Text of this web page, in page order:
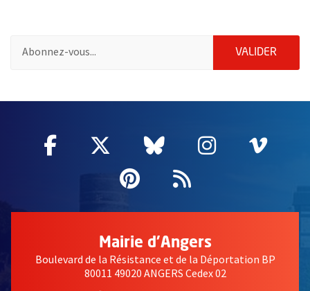
VALIDER
Facebook
, Ouvre une nouvelle fenêtre
Twitter
, Ouvre une nouvelle
Bluesky
, Ouvre une
Instagram
, Ouvre
,
Pinterest
, Ouvre une
Flux RSS
Mairie d'Angers
Boulevard de la Résistance et de la Déportation BP
80011 49020 ANGERS Cedex 02